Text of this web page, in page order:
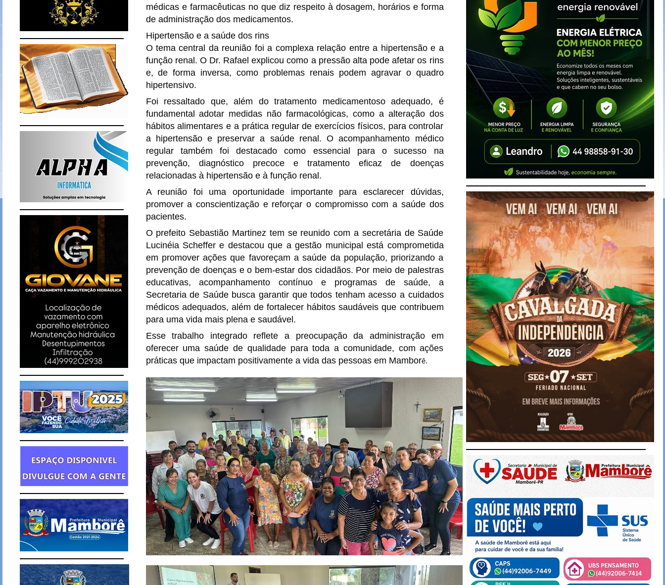
médicas e farmacêuticas no que diz respeito à dosagem, horários e forma
de administração dos medicamentos.
Hipertensão e a saúde dos rins
O tema central da reunião foi a complexa relação entre a hipertensão e a
função renal. O Dr. Rafael explicou como a pressão alta pode afetar os rins
e, de forma inversa, como problemas renais podem agravar o quadro
hipertensivo.
Foi ressaltado que, além do tratamento medicamentoso adequado, é
fundamental adotar medidas não farmacológicas, como a alteração dos
hábitos alimentares e a prática regular de exercícios físicos, para controlar
a hipertensão e preservar a saúde renal. O acompanhamento médico
regular também foi destacado como essencial para o sucesso na
prevenção, diagnóstico precoce e tratamento eficaz de doenças
relacionadas à hipertensão e à função renal.
A reunião foi uma oportunidade importante para esclarecer dúvidas,
promover a conscientização e reforçar o compromisso com a saúde dos
pacientes.
O prefeito Sebastião Martinez tem se reunido com a secretária de Saúde
Lucinéia Scheffer e destacou que a gestão municipal está comprometida
em promover ações que favoreçam a saúde da população, priorizando a
prevenção de doenças e o bem-estar dos cidadãos. Por meio de palestras
educativas, acompanhamento contínuo e programas de saúde, a
Secretaria de Saúde busca garantir que todos tenham acesso a cuidados
médicos adequados, além de fortalecer hábitos saudáveis que contribuem
para uma vida mais plena e saudável.
Esse trabalho integrado reflete a preocupação da administração em
oferecer uma saúde de qualidade para toda a comunidade, com ações
práticas que impactam positivamente a vida das pessoas em Mamborê.